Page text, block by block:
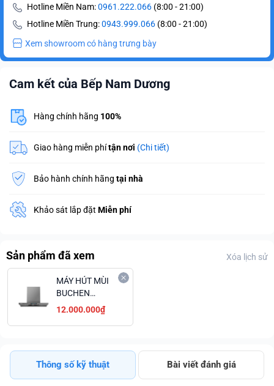
Hotline Miền Nam:0961.222.066 (8:00 - 21:00)
Hotline Miền Trung:0943.999.066 (8:00 - 21:00)
Xem showroom có hàng trưng bày
Cam kết của Bếp Nam Dương
Hàng chính hãng 100%
Giao hàng miễn phítận nơi (Chi tiết)
Bảo hành chính hãng tại nhà
Khảo sát lắp đặt Miễn phí
Sản phẩm đã xem Xóa lịch sử
MÁY HÚT MÙI
BUCHEN
BU40BLDC
12.000.000₫
Thông số kỹ thuật Bài viết đánh giá